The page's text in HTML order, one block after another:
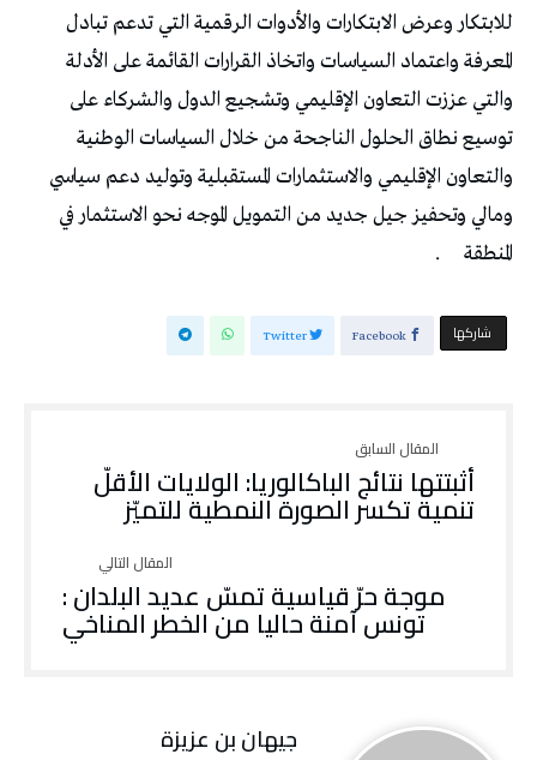
‬المنطقة‭.
‫‫ شاركها‬ Facebook
Twitter
‬تنمية‭ ‬تكسر‭ ‬الصورة‭ ‬النمطية‭ ‬للتميّز
موجة‭ ‬حرّ‭ ‬قياسية‭ ‬تمسّ‭ ‬عديد‭ ‬البلدان‭:‬ ‭
‬تونس‭ ‬آمنة‭ ‬حاليا‭ ‬من‭ ‬الخطر‭ ‬المناخي
جيهان بن عزيزة